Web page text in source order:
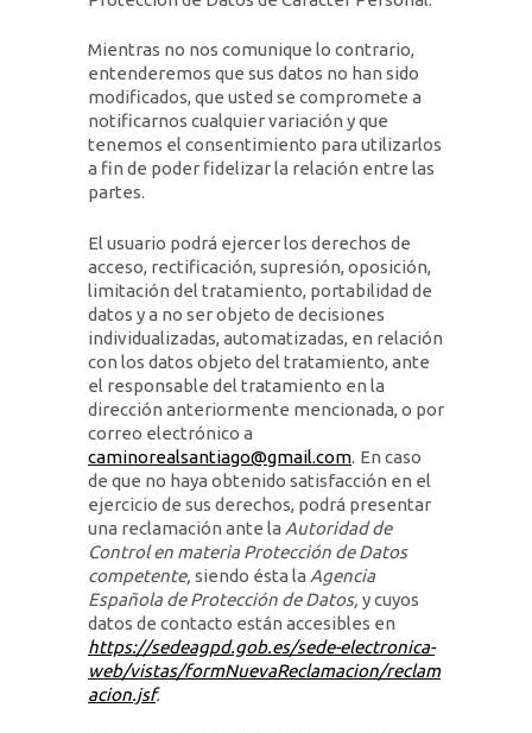
Mientras no nos comunique lo contrario,
entenderemos que sus datos no han sido
modificados, que usted se compromete a
notificarnos cualquier variación y que
tenemos el consentimiento para utilizarlos
a fin de poder fidelizar la relación entre las
partes.
El usuario podrá ejercer los derechos de
acceso, rectificación, supresión, oposición,
limitación del tratamiento, portabilidad de
datos y a no ser objeto de decisiones
individualizadas, automatizadas, en relación
con los datos objeto del tratamiento, ante
el responsable del tratamiento en la
dirección anteriormente mencionada, o por
correo electrónico a
caminorealsantiago@gmail.com. En caso
de que no haya obtenido satisfacción en el
ejercicio de sus derechos, podrá presentar
una reclamación ante la Autoridad de
Control en materia Protección de Datos
competente, siendo ésta la Agencia
Española de Protección de Datos, y cuyos
datos de contacto están accesibles en
https://sedeagpd.gob.es/sede-electronica-
web/vistas/formNuevaReclamacion/reclam
acion.jsf.